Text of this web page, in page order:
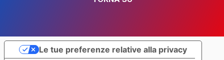
Le tue preferenze relative alla privacy